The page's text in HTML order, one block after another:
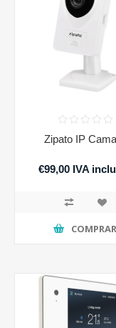
Zipato IP
€99,00 IVA
COMPRAR